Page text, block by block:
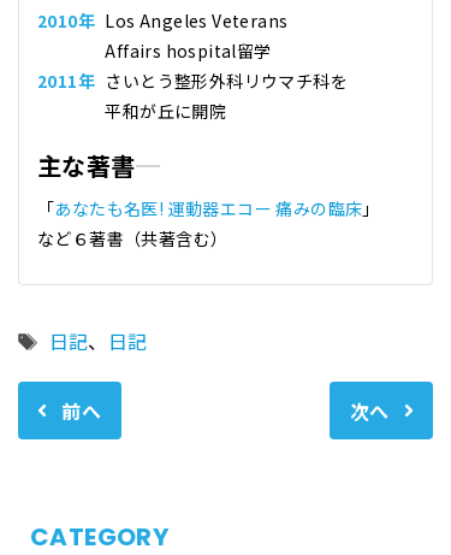
タ
日記、 日記
2010年 Los Angeles Veterans
Affairs hospital留学
2011年 さいとう整形外科リウマチ科を
平和が丘に開院
主な著書
「あなたも名医! 運動器エコー 痛みの臨床 」
など６著書（共著含む）
前へ 次へ
CATEGORY